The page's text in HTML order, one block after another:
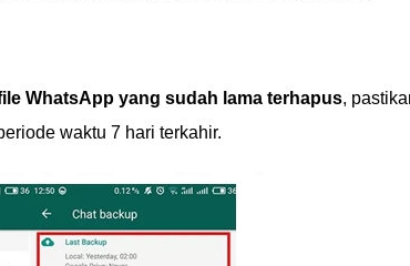
WhatsApp yang sudah lama terhapus,
waktu 7 hari terkahir.